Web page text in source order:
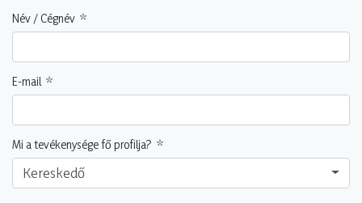
Név / Cégnév
E-mail
Mi a tevékenysége fő profilja?
Kereskedő